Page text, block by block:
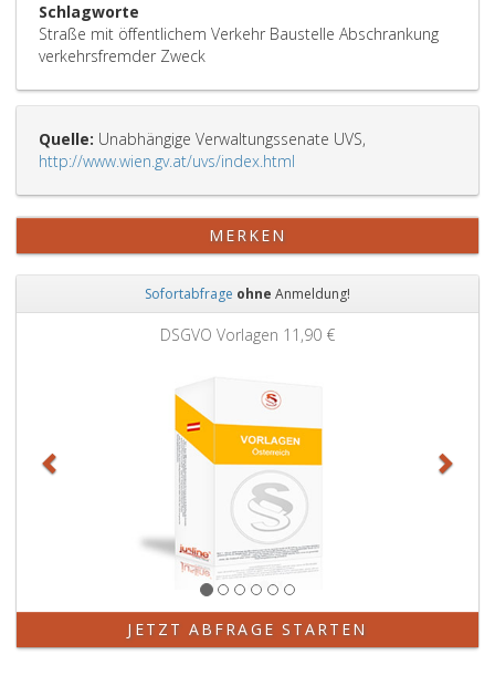
Schlagworte
Straße mit öffentlichem Verkehr Baustelle Abschrankung
verkehrsfremder Zweck
Quelle: Unabhängige Verwaltungssenate UVS,
http://www.wien.gv.at/uvs/index.html
MERKEN
Sofortabfrage ohne Anmeldung!
DSGVO Vorlagen 11,90 €
JETZT ABFRAGE STARTEN